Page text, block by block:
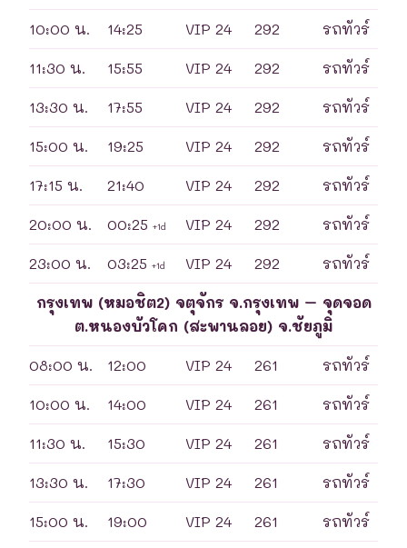
10:00 น. 14:25 VIP 24 292 รถทัวร์
11:30 น. 15:55 VIP 24 292 รถทัวร์
13:30 น. 17:55 VIP 24 292 รถทัวร์
15:00 น. 19:25 VIP 24 292 รถทัวร์
17:15 น. 21:40 VIP 24 292 รถทัวร์
20:00 น. 00:25 +1d VIP 24 292 รถทัวร์
23:00 น. 03:25 +1d VIP 24 292 รถทัวร์
กรุงเทพ (หมอชิต2) จตุจักร จ.กรุงเทพ – จุดจอด
ต.หนองบัวโคก (สะพานลอย) จ.ชัยภูมิ
08:00 น. 12:00 VIP 24 261 รถทัวร์
10:00 น. 14:00 VIP 24 261 รถทัวร์
11:30 น. 15:30 VIP 24 261 รถทัวร์
13:30 น. 17:30 VIP 24 261 รถทัวร์
15:00 น. 19:00 VIP 24 261 รถทัวร์